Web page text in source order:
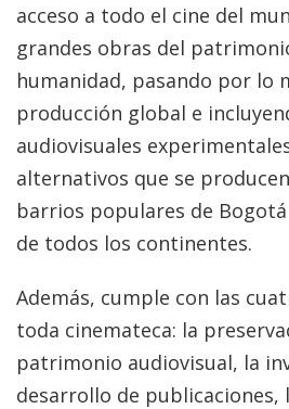
acceso a todo el cine del
grandes obras del
humanidad, pasando por lo
producción global e
audiovisuales
alternativos que se
barrios populares de
de todos los continentes.
Además, cumple con las
toda cinemateca: la
patrimonio audiovisual, la
desarrollo de publicaciones,